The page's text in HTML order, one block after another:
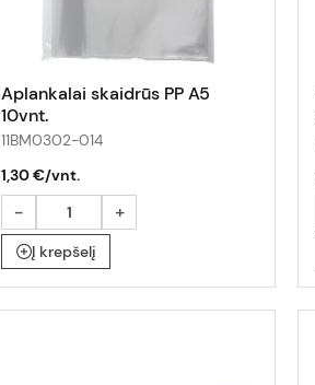
Aplankalai skaidrūs PP A5
10vnt.
11BM0302-014
1,30 €/vnt.
- +
Į krepšelį